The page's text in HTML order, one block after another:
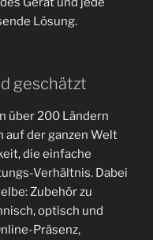
Lösung.
geschätzt
über 200 Ländern
auf der ganzen Welt
die einfache
Verhältnis. Dabei
Zubehör zu
optisch und
Präsenz,